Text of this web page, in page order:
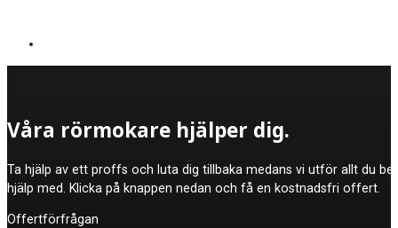
Våra rörmokare hjälper dig.
Ta hjälp av ett proffs och luta dig tillbaka medans vi utför allt du
hjälp med. Klicka på knappen nedan och få en kostnadsfri offert.
Offertförfrågan